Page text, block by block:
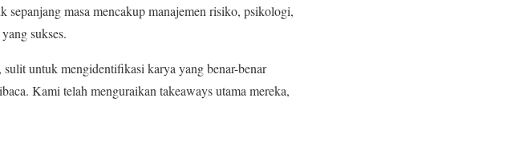
masa mencakup manajemen risiko, psikologi,
sukses.
untuk mengidentifikasi karya yang benar-benar
Kami telah menguraikan takeaways utama mereka,